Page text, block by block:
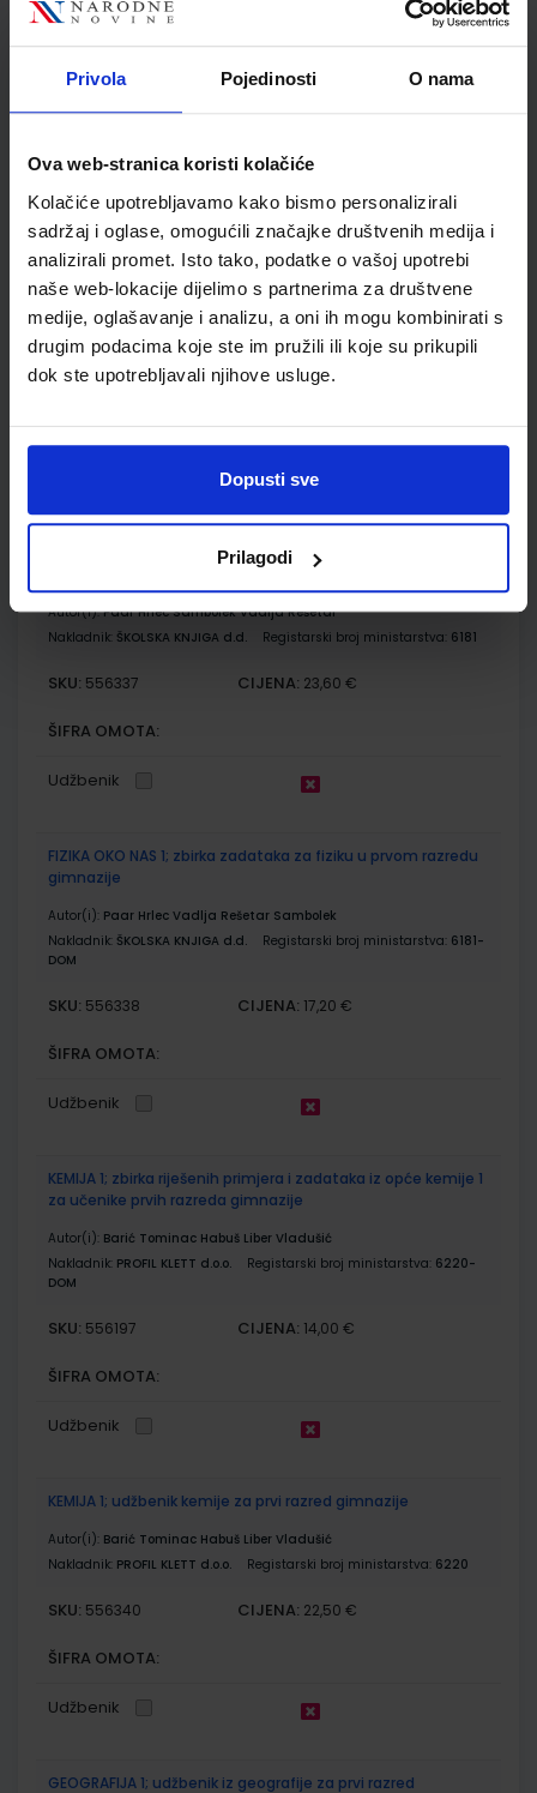
Privola Pojedinosti O nama
Ova web-stranica koristi kolačiće
Kolačiće upotrebljavamo kako bismo personalizirali
sadržaj i oglase, omogućili značajke društvenih medija i
analizirali promet. Isto tako, podatke o vašoj upotrebi
naše web-lokacije dijelimo s partnerima za društvene
medije, oglašavanje i analizu, a oni ih mogu kombinirati s
drugim podacima koje ste im pružili ili koje su prikupili
dok ste upotrebljavali njihove usluge.
Dopusti sve
Prilagodi
Nakladnik:PROFIL KLETT d.o.o. Registarski broj ministarstva:6165
Udžbenik
BIOLOGIJA 1; radna bilježnica iz biologije za 1. razred
gimnazije
Autor(i):Gorica Grozdanić Karlo Horvatin Željko Krstanac
Nakladnik:PROFIL KLETT d.o.o. Registarski broj ministarstva:6165-
SKU:556495 CIJENA:17,50 €
ŠIFRA OMOTA:
FIZIKA OKO NAS 1; udžbenik fizike s dodatnim digitalnim
sadržajima u prvom razredu gimnazija
Autor(i):Paar Hrlec Sambolek Vadlja Rešetar
Nakladnik: ŠKOLSKA KNJIGA d.d. Registarski broj ministarstva: 6181
SKU: 556337 CIJENA: 23,60 €
ŠIFRA OMOTA:
Udžbenik
FIZIKA OKO NAS 1; zbirka zadataka za fiziku u prvom razredu
gimnazije
Autor(i): Paar Hrlec Vadlja Rešetar Sambolek
Nakladnik: ŠKOLSKA KNJIGA d.d. Registarski broj ministarstva: 6181-
DOM
SKU: 556338 CIJENA: 17,20 €
ŠIFRA OMOTA:
Udžbenik
KEMIJA 1; zbirka riješenih primjera i zadataka iz opće kemije 1
za učenike prvih razreda gimnazije
Autor(i): Barić Tominac Habuš Liber Vladušić
Nakladnik: PROFIL KLETT d.o.o. Registarski broj ministarstva: 6220-
DOM
SKU: 556197 CIJENA: 14,00 €
ŠIFRA OMOTA:
Udžbenik
KEMIJA 1; udžbenik kemije za prvi razred gimnazije
Autor(i): Barić Tominac Habuš Liber Vladušić
Nakladnik: PROFIL KLETT d.o.o. Registarski broj ministarstva: 6220
SKU: 556340 CIJENA: 22,50 €
ŠIFRA OMOTA:
Udžbenik
GEOGRAFIJA 1; udžbenik iz geografije za prvi razred